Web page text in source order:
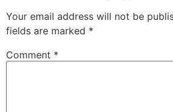
Your email address will not be
fields are marked *
Comment *